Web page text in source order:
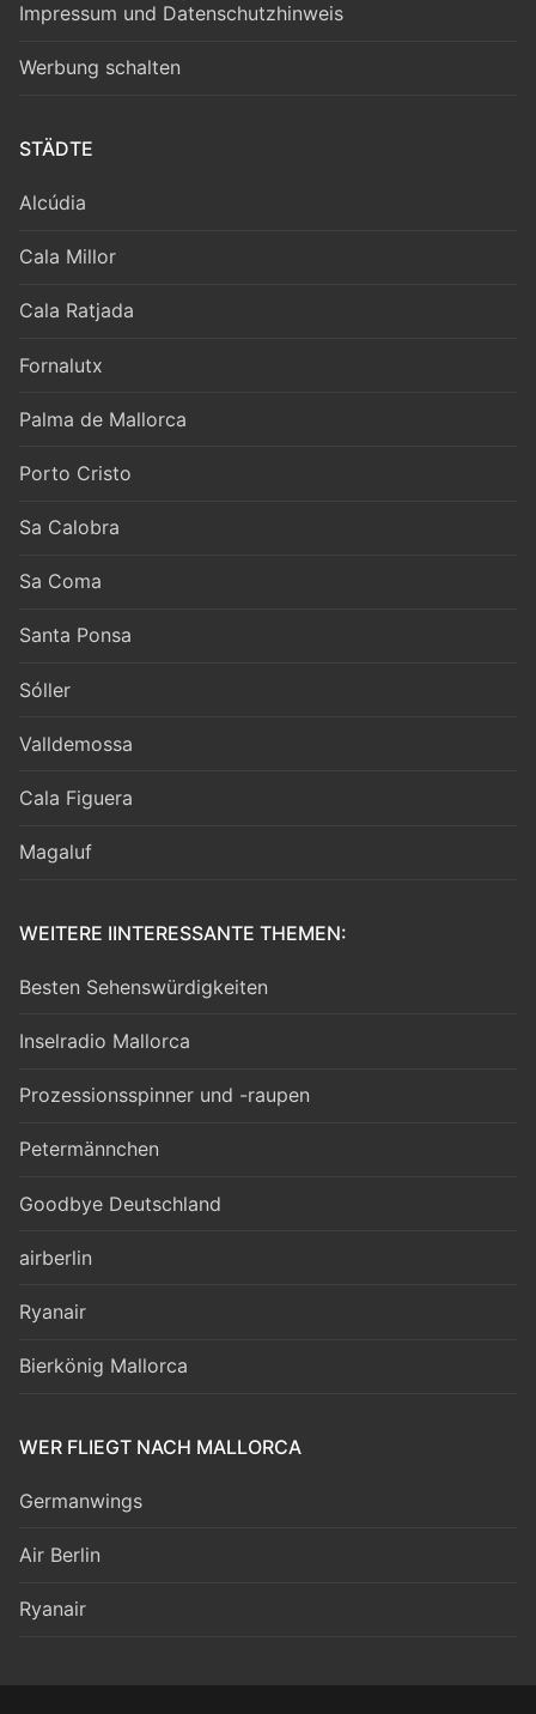
Impressum und Datenschutzhinweis
Werbung schalten
STÄDTE
Alcúdia
Cala Millor
Cala Ratjada
Fornalutx
Palma de Mallorca
Porto Cristo
Sa Calobra
Sa Coma
Santa Ponsa
Sóller
Valldemossa
Cala Figuera
Magaluf
WEITERE IINTERESSANTE THEMEN:
Besten Sehenswürdigkeiten
Inselradio Mallorca
Prozessionsspinner und -raupen
Petermännchen
Goodbye Deutschland
airberlin
Ryanair
Bierkönig Mallorca
WER FLIEGT NACH MALLORCA
Germanwings
Air Berlin
Ryanair